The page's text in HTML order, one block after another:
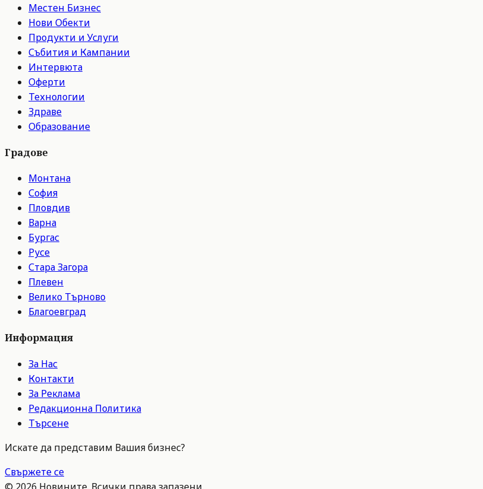
Местен Бизнес
Нови Обекти
Продукти и Услуги
Събития и Кампании
Интервюта
Оферти
Технологии
Здраве
Образование
Градове
Монтана
София
Пловдив
Варна
Бургас
Русе
Стара Загора
Плевен
Велико Търново
Благоевград
Информация
За Нас
Контакти
За Реклама
Редакционна Политика
Търсене
Искате да представим Вашия бизнес?
Свържете се
© 2026 Новините. Всички права запазени.